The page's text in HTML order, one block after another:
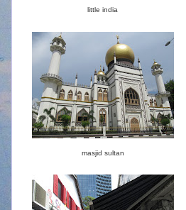
little india
masjid sultan